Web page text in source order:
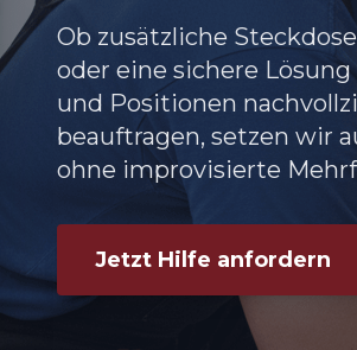
Ob zusätzliche
oder eine sichere
und Positionen
beauftragen, setzen wir
ohne improvisierte
Jetzt Hilfe anfordern